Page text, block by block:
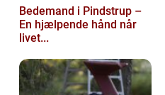
Bedemand i Pindstrup –
En hjælpende hånd når
livet...